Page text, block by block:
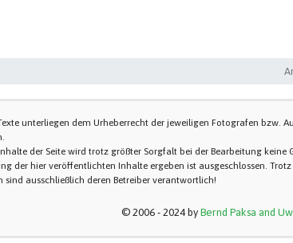
Sundhausen 1937 (1)
unterliegen dem Urheberrecht der jeweiligen Fotografen
der Seite wird trotz größter Sorgfalt bei der Bearbeitung
der hier veröffentlichten Inhalte ergeben ist ausgeschlossen.
sind ausschließlich deren Betreiber verantwortlich!
© 2006 - 2024 by Bernd Paksa and